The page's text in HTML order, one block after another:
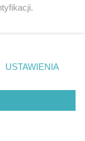
także
prywatności
zgody
takiemu
tylko
USTAWIENIA